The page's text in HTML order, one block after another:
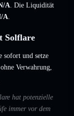
A. Die Liquidität
A.
Solflare
sofort und setze
Verwahrung,
hat potenzielle
immer vor dem